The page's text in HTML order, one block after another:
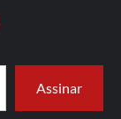
Assinar